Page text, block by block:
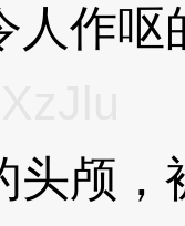
人作
颅，